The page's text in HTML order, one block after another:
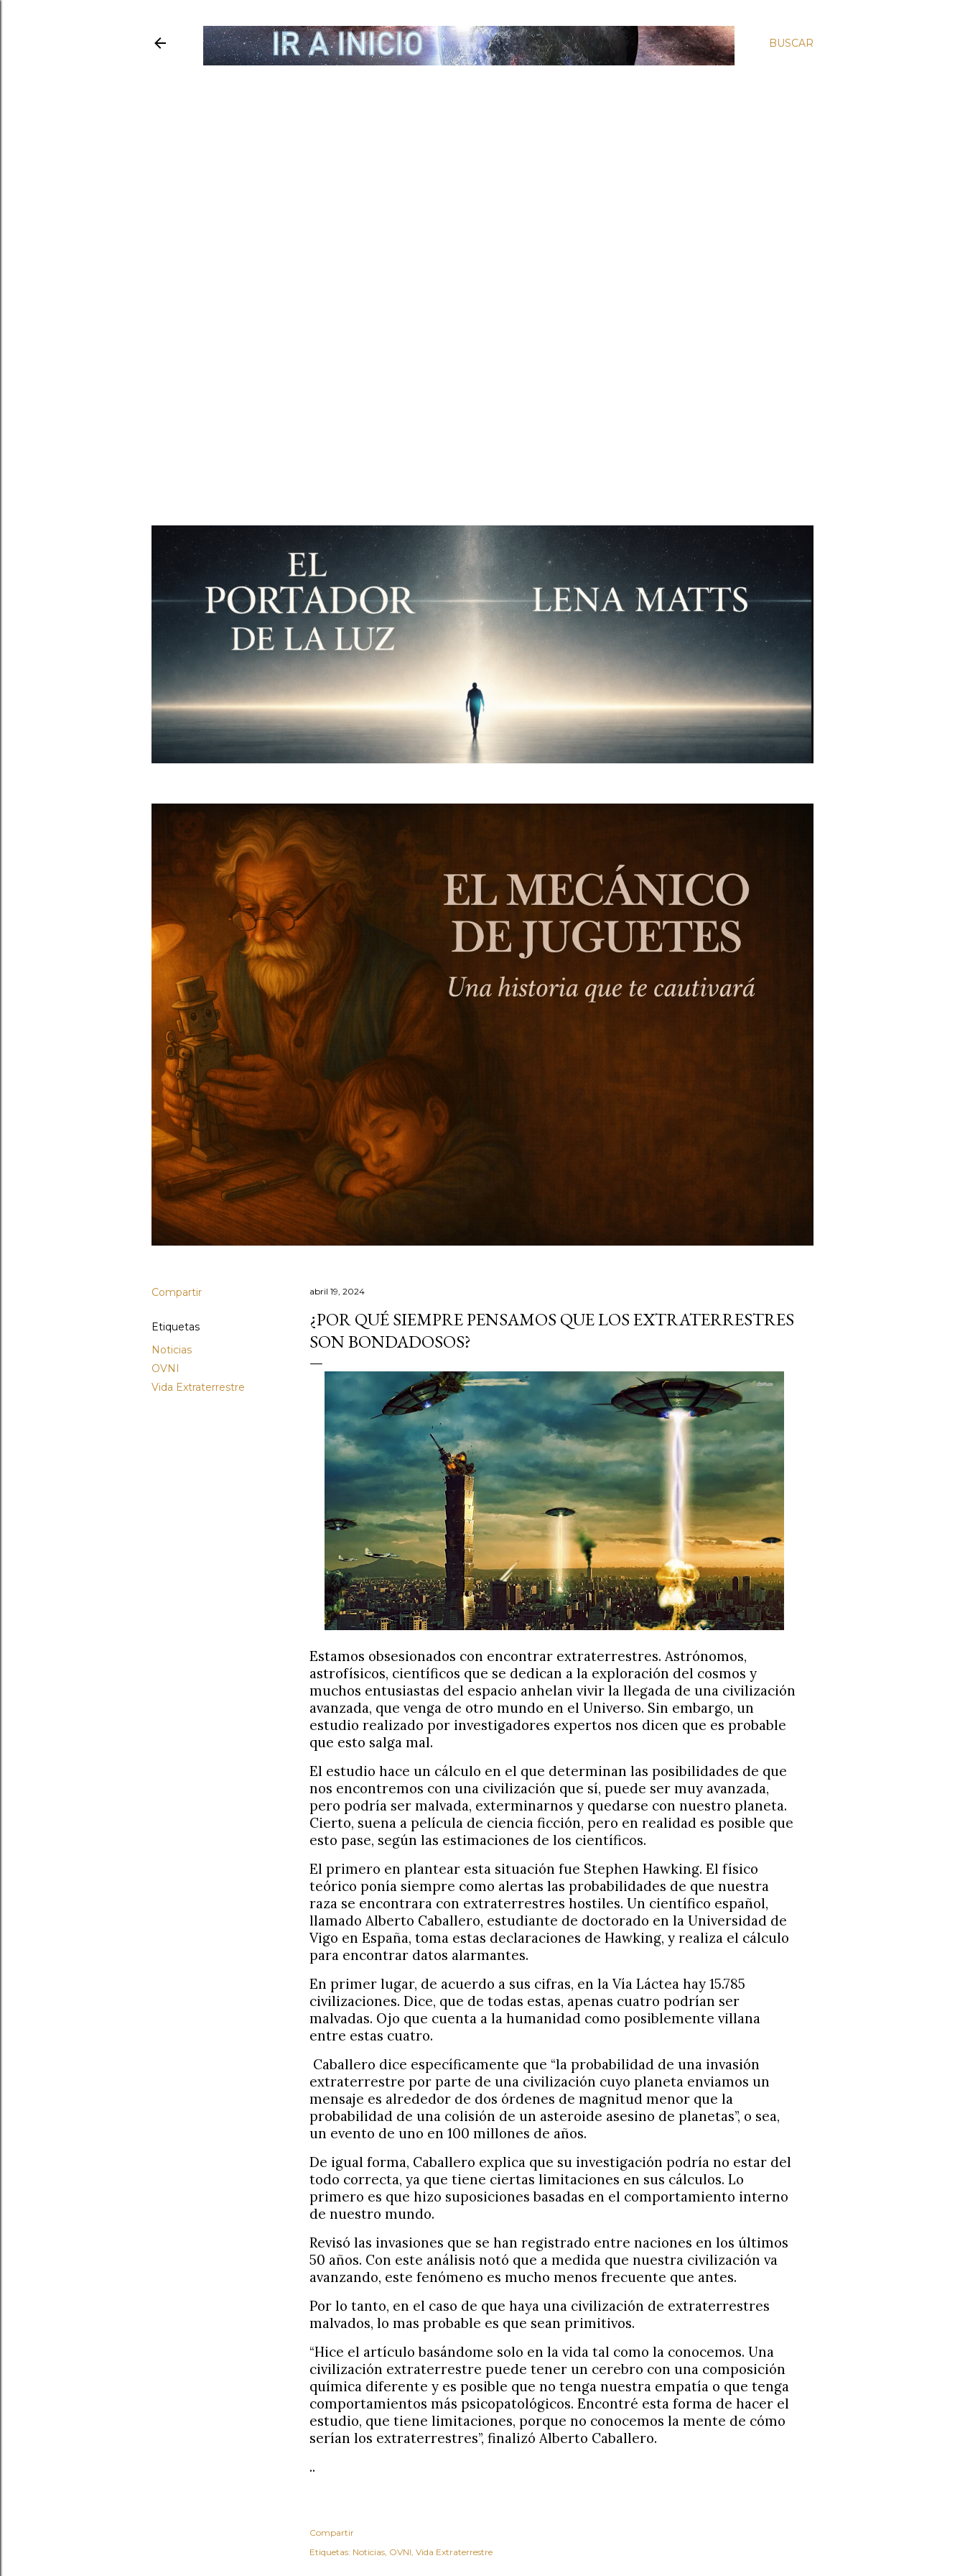
BUSCAR
Compartir
Etiquetas
Noticias
OVNI
Vida Extraterrestre
abril 19, 2024
¿POR QUÉ SIEMPRE PENSAMOS QUE LOS EXTRATERRESTRES
SON BONDADOSOS?
Estamos obsesionados con encontrar extraterrestres. Astrónomos,
astrofísicos, científicos que se dedican a la exploración del cosmos y
muchos entusiastas del espacio anhelan vivir la llegada de una civilización
avanzada, que venga de otro mundo en el Universo. Sin embargo, un
estudio realizado por investigadores expertos nos dicen que es probable
que esto salga mal.
El estudio hace un cálculo en el que determinan las posibilidades de que
nos encontremos con una civilización que sí, puede ser muy avanzada,
pero podría ser malvada, exterminarnos y quedarse con nuestro planeta.
Cierto, suena a película de ciencia ficción, pero en realidad es posible que
esto pase, según las estimaciones de los científicos.
El primero en plantear esta situación fue Stephen Hawking. El físico
teórico ponía siempre como alertas las probabilidades de que nuestra
raza se encontrara con extraterrestres hostiles. Un científico español,
llamado Alberto Caballero, estudiante de doctorado en la Universidad de
Vigo en España, toma estas declaraciones de Hawking, y realiza el cálculo
para encontrar datos alarmantes.
En primer lugar, de acuerdo a sus cifras, en la Vía Láctea hay 15.785
civilizaciones. Dice, que de todas estas, apenas cuatro podrían ser
malvadas. Ojo que cuenta a la humanidad como posiblemente villana
entre estas cuatro.
Caballero dice específicamente que “la probabilidad de una invasión
extraterrestre por parte de una civilización cuyo planeta enviamos un
mensaje es alrededor de dos órdenes de magnitud menor que la
probabilidad de una colisión de un asteroide asesino de planetas”, o sea,
un evento de uno en 100 millones de años.
De igual forma, Caballero explica que su investigación podría no estar del
todo correcta, ya que tiene ciertas limitaciones en sus cálculos. Lo
primero es que hizo suposiciones basadas en el comportamiento interno
de nuestro mundo.
Revisó las invasiones que se han registrado entre naciones en los últimos
50 años. Con este análisis notó que a medida que nuestra civilización va
avanzando, este fenómeno es mucho menos frecuente que antes.
Por lo tanto, en el caso de que haya una civilización de extraterrestres
malvados, lo mas probable es que sean primitivos.
“Hice el artículo basándome solo en la vida tal como la conocemos. Una
civilización extraterrestre puede tener un cerebro con una composición
química diferente y es posible que no tenga nuestra empatía o que tenga
comportamientos más psicopatológicos. Encontré esta forma de hacer el
estudio, que tiene limitaciones, porque no conocemos la mente de cómo
serían los extraterrestres”, finalizó Alberto Caballero.
..
Compartir
Etiquetas: Noticias OVNI Vida Extraterrestre